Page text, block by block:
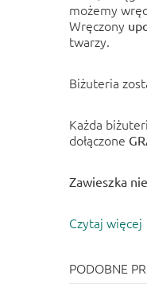
możemy
Wręczony
twarzy.
Biżuteria
Każda
dołączone
Zawieszka
Czytaj więcej
PODOBNE